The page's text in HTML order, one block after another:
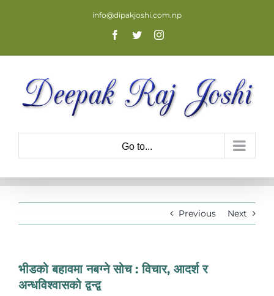
info@dipakjoshi.com.np
Facebook
TwitterInstagram
Go to...
Previous Next
भीडको बहावमा नबग्ने सोच : विचार, आदर्श र
अन्धविश्वासको द्वन्द्व